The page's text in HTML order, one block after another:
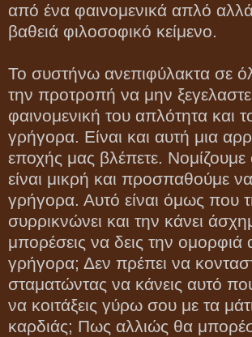
από ένα φαινομενικά απλό
βαθειά φιλοσοφικό κείμενο.
Το συστήνω ανεπιφύλακτα σε
την προτροπή να μην
φαινομενική του απλότητα και
γρήγορα. Είναι και αυτή μια
εποχής μας βλέπετε. Νομίζουμε
είναι μικρή και προσπαθούμε
γρήγορα. Αυτό είναι όμως που
συρρικνώνει και την κάνει
μπορέσεις να δεις την ομορφιά
γρήγορα; Δεν πρέπει να
σταματώντας να κάνεις αυτό
να κοιτάξεις γύρω σου με τα
καρδιάς; Πως αλλιώς θα